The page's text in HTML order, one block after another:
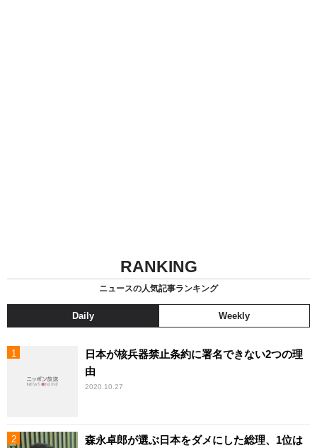
RANKING
ニュースの人気記事ランキング
Daily Weekly
日本が核兵器禁止条約に署名できない2つの理
由
2020.10.27
森永卓郎が選ぶ日本をダメにした総理、1位は